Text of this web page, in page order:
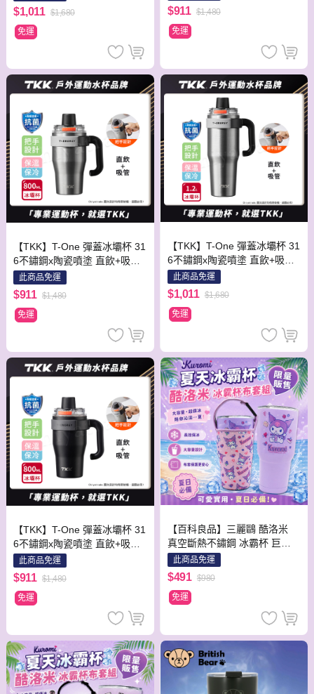
(握把式)-銀黑影
$1,011 $1,680
免運
(握把式)-初春粉
$911 $1,480
免運
【TKK】T-One 彈蓋冰壩杯 31
6不鏽鋼x陶瓷噴塗 直飲+吸管
保冰保溫 運動隨身杯 800ML
(握把式)-冰川銀
此商品免運
$911 $1,480
免運
【TKK】T-One 彈蓋冰壩杯 31
6不鏽鋼x陶瓷噴塗 直飲+吸管
保冰保溫 運動隨身杯 1200ML
(握把式)-冰川銀
此商品免運
$1,011 $1,680
免運
【TKK】T-One 彈蓋冰壩杯 31
6不鏽鋼x陶瓷噴塗 直飲+吸管
保冰保溫 運動隨身杯 800ML
(握把式)-夜瀾黑
此商品免運
$911 $1,480
免運
【百科良品】三麗鷗 酷洛米
真空斷熱不鏽鋼 冰霸杯 巨無
霸鋼杯 保冰保溫飲料杯 隨行
杯 900ml-甜食款(贈手提杯套)
此商品免運
$491 $980
免運